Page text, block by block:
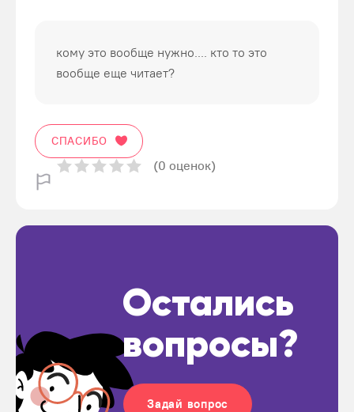
кому это вообще нужно.... кто то это
вообще еще читает?
СПАСИБО
(0 оценок)
Остались
вопросы?
Задай вопрос